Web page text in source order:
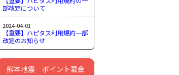
部改定について
2024-04-01
【重要】ハピタス利用規約一部
改定のお知らせ
熊本地震 ポイント募金